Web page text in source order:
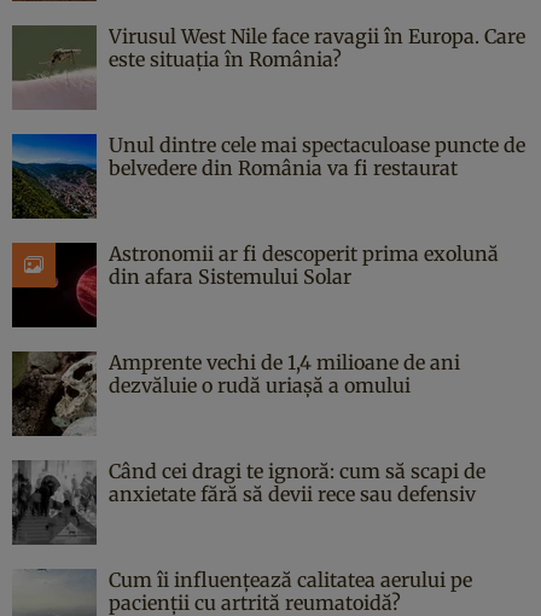
Virusul West Nile face ravagii în Europa. Care
este situația în România?
Unul dintre cele mai spectaculoase puncte de
belvedere din România va fi restaurat
Astronomii ar fi descoperit prima exolună
din afara Sistemului Solar
Amprente vechi de 1,4 milioane de ani
dezvăluie o rudă uriașă a omului
Când cei dragi te ignoră: cum să scapi de
anxietate fără să devii rece sau defensiv
Cum îi influențează calitatea aerului pe
pacienții cu artrită reumatoidă?